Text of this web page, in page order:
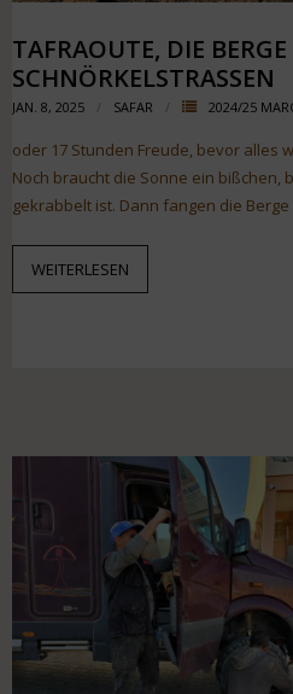
TAFRAOUTE, DIE
SCHNÖRKELSTRASSEN
JAN. 8, 2025 SAFAR 2024/25
oder 17 Stunden Freude, bevor alles
Noch braucht die Sonne ein bißchen,
gekrabbelt ist. Dann fangen die Berge
WEITERLESEN